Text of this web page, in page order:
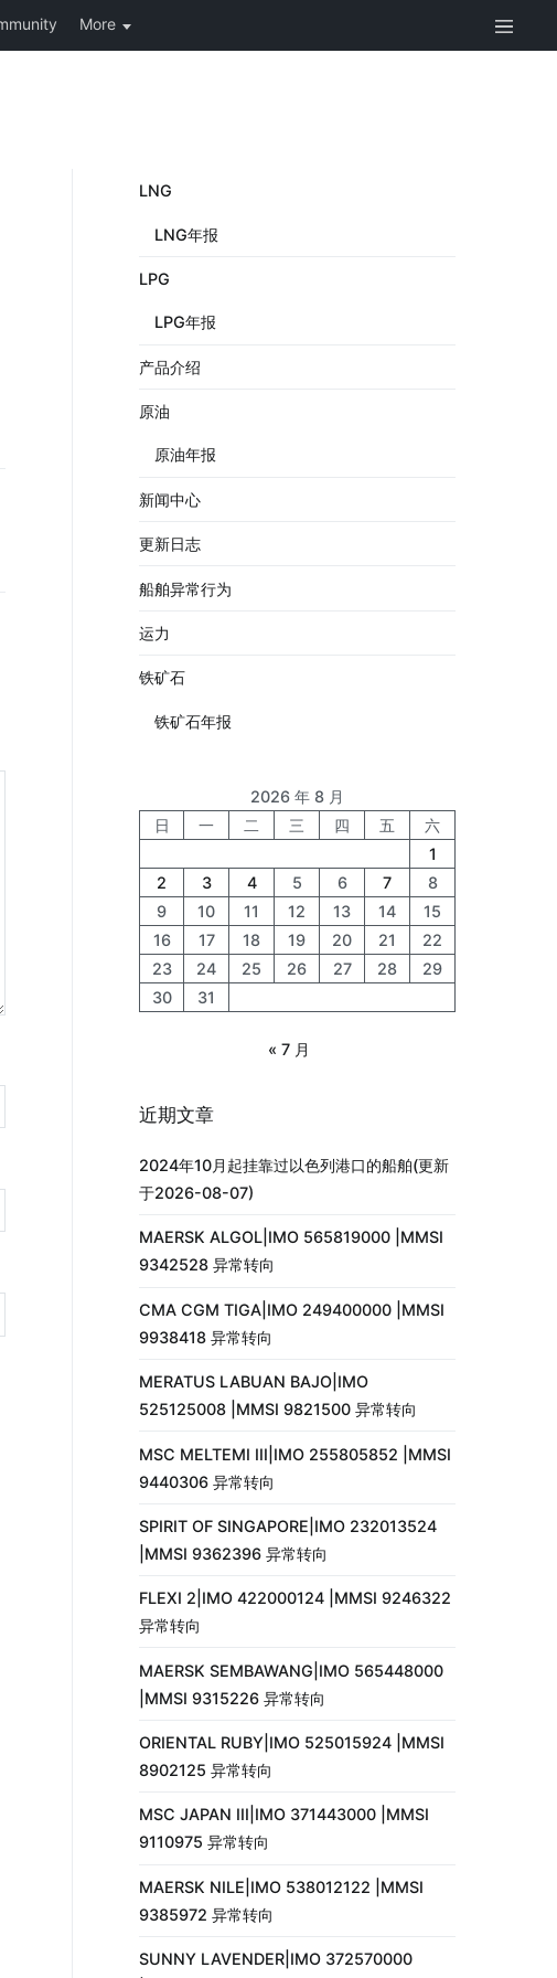
LNG
LNG年报
LPG
LPG年报
产品介绍
原油
原油年报
新闻中心
更新日志
船舶异常行为
运力
铁矿石
铁矿石年报
2026 年 8 月
日
一 二 三 四 五
六
1
2
3 4 5 6 7
8
9
10 11 12 13 14
15
16
17 18 19 20 21
22
23
24 25 26 27 28
29
30
31
« 7 月
近期文章
2024年10月起挂靠过以色列港口的船舶(更新
于2026-08-07)
MAERSK ALGOL|IMO 565819000 |MMSI
9342528 异常转向
CMA CGM TIGA|IMO 249400000 |MMSI
9938418 异常转向
MERATUS LABUAN BAJO|IMO
525125008 |MMSI 9821500 异常转向
MSC MELTEMI III|IMO 255805852 |MMSI
9440306 异常转向
SPIRIT OF SINGAPORE|IMO 232013524
|MMSI 9362396 异常转向
FLEXI 2|IMO 422000124 |MMSI 9246322
异常转向
MAERSK SEMBAWANG|IMO 565448000
|MMSI 9315226 异常转向
ORIENTAL RUBY|IMO 525015924 |MMSI
8902125 异常转向
MSC JAPAN III|IMO 371443000 |MMSI
9110975 异常转向
MAERSK NILE|IMO 538012122 |MMSI
9385972 异常转向
SUNNY LAVENDER|IMO 372570000